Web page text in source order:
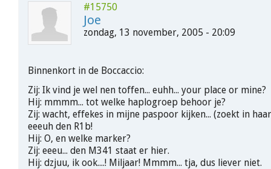
#15750
Joe
zondag, 13 november, 2005 - 20:09
Binnenkort in de Boccaccio:
Zij: Ik vind je wel nen toffen... euhh... your place or mine?
Hij: mmmm... tot welke haplogroep behoor je?
Zij: wacht, effekes in mijne paspoor kijken... (zoekt in haar
eeeuh den R1b!
Hij: O, en welke marker?
Zij: eeeu... den M341 staat er hier.
Hij: dzjuu, ik ook....! Miljaar! Mmmm... tja, dus liever niet.